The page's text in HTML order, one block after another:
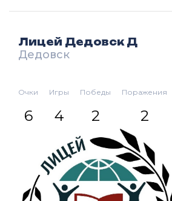
Лицей Дедовск Д
Дедовск
Очки
6
Игры
4
Победы
2
Поражения
2